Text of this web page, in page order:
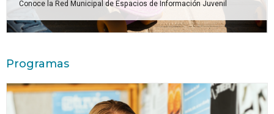
Conoce la Red Municipal de Espacios de Información Juvenil
Programas